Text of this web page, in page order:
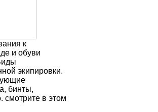
к
и обуви
экипировки.
бинты,
смотрите в этом